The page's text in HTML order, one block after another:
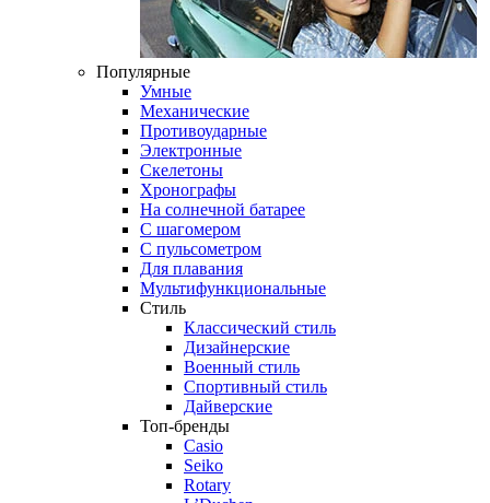
Популярные
Умные
Механические
Противоударные
Электронные
Скелетоны
Хронографы
На солнечной батарее
С шагомером
С пульсометром
Для плавания
Мультифункциональные
Стиль
Классический стиль
Дизайнерские
Военный стиль
Спортивный стиль
Дайверские
Топ-бренды
Casio
Seiko
Rotary